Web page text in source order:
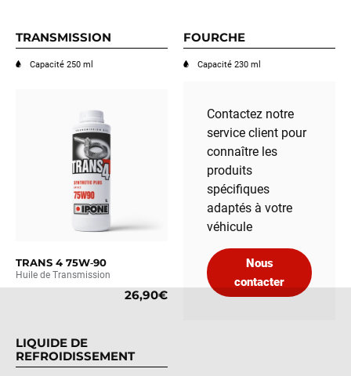
TRANSMISSION
Capacité 250 ml
TRANS 4 75W‑90
Huile de Transmission
26,90€
FOURCHE
Capacité 230 ml
Contactez notre
service client pour
connaître les
produits
spécifiques
adaptés à votre
véhicule
Nous
contacter
LIQUIDE DE
REFROIDISSEMENT